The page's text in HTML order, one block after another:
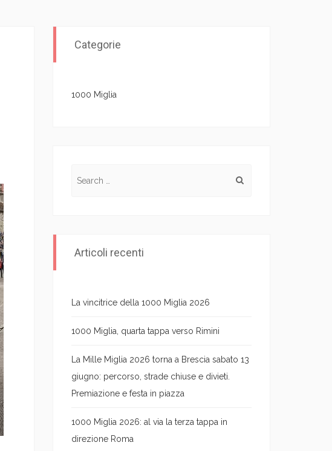
Categorie
1000 Miglia
Articoli recenti
La vincitrice della 1000 Miglia 2026
1000 Miglia, quarta tappa verso Rimini
La Mille Miglia 2026 torna a Brescia sabato 13
giugno: percorso, strade chiuse e divieti.
Premiazione e festa in piazza
1000 Miglia 2026: al via la terza tappa in
direzione Roma